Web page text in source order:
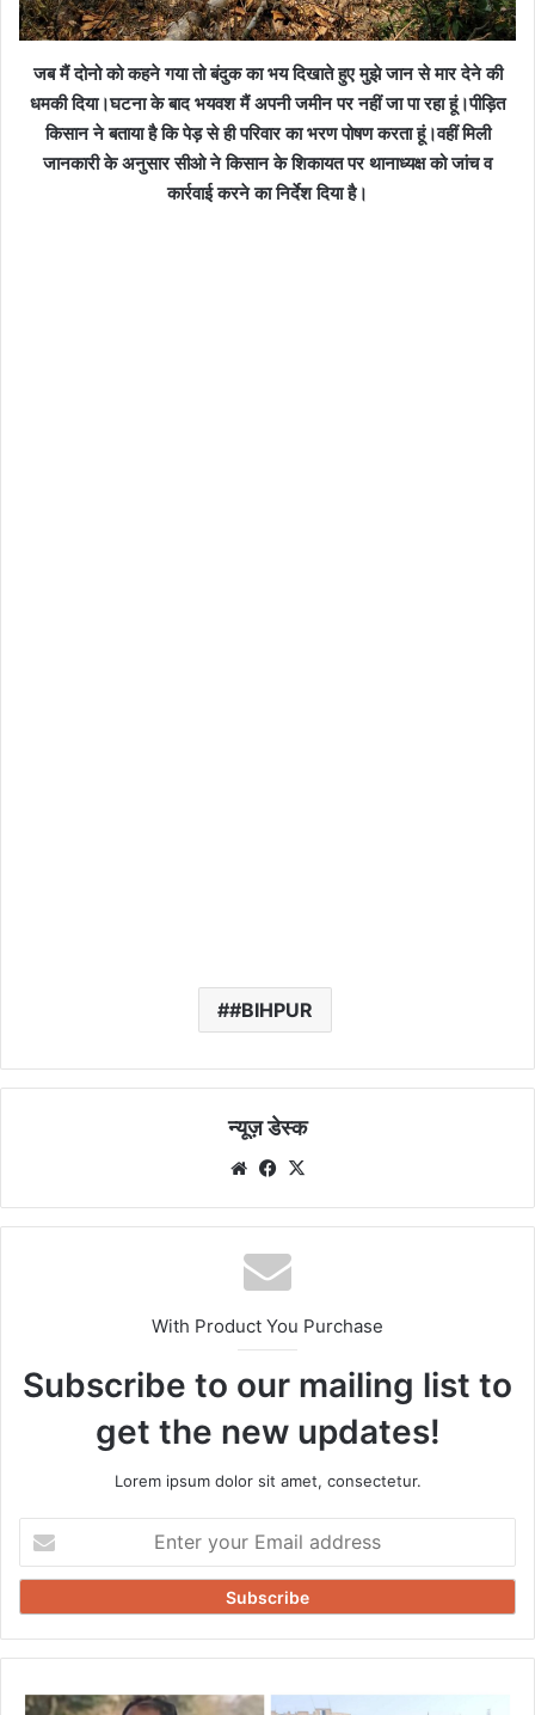
जब मैं दोनो को कहने गया तो बंदुक का भय दिखाते हुए मुझे जान से मार देने की
धमकी दिया।घटना के बाद भयवश मैं अपनी जमीन पर नहीं जा पा रहा हूं।पीड़ित
किसान ने बताया है कि पेड़ से ही परिवार का भरण पोषण करता हूं।वहीं मिली
जानकारी के अनुसार सीओ ने किसान के शिकायत पर थानाध्यक्ष को जांच व
कार्रवाई करने का निर्देश दिया है।
#BIHPUR
न्यूज़ डेस्क
WebsiteFacebook
With Product You Purchase
Subscribe to our mailing list to
get the new updates!
Lorem ipsum dolor sit amet, consectetur.
your
Email
फारुक